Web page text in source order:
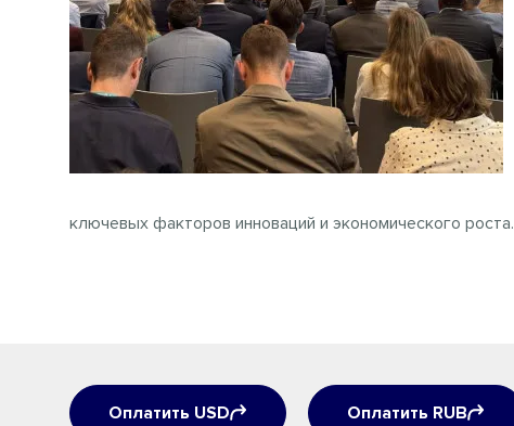
ключевых факторов инноваций и экономического роста.
Оплатить USD Оплатить RUB